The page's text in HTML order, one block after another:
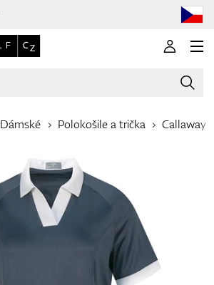
Golfové hole
Dámské Polokošile a trička Callaway